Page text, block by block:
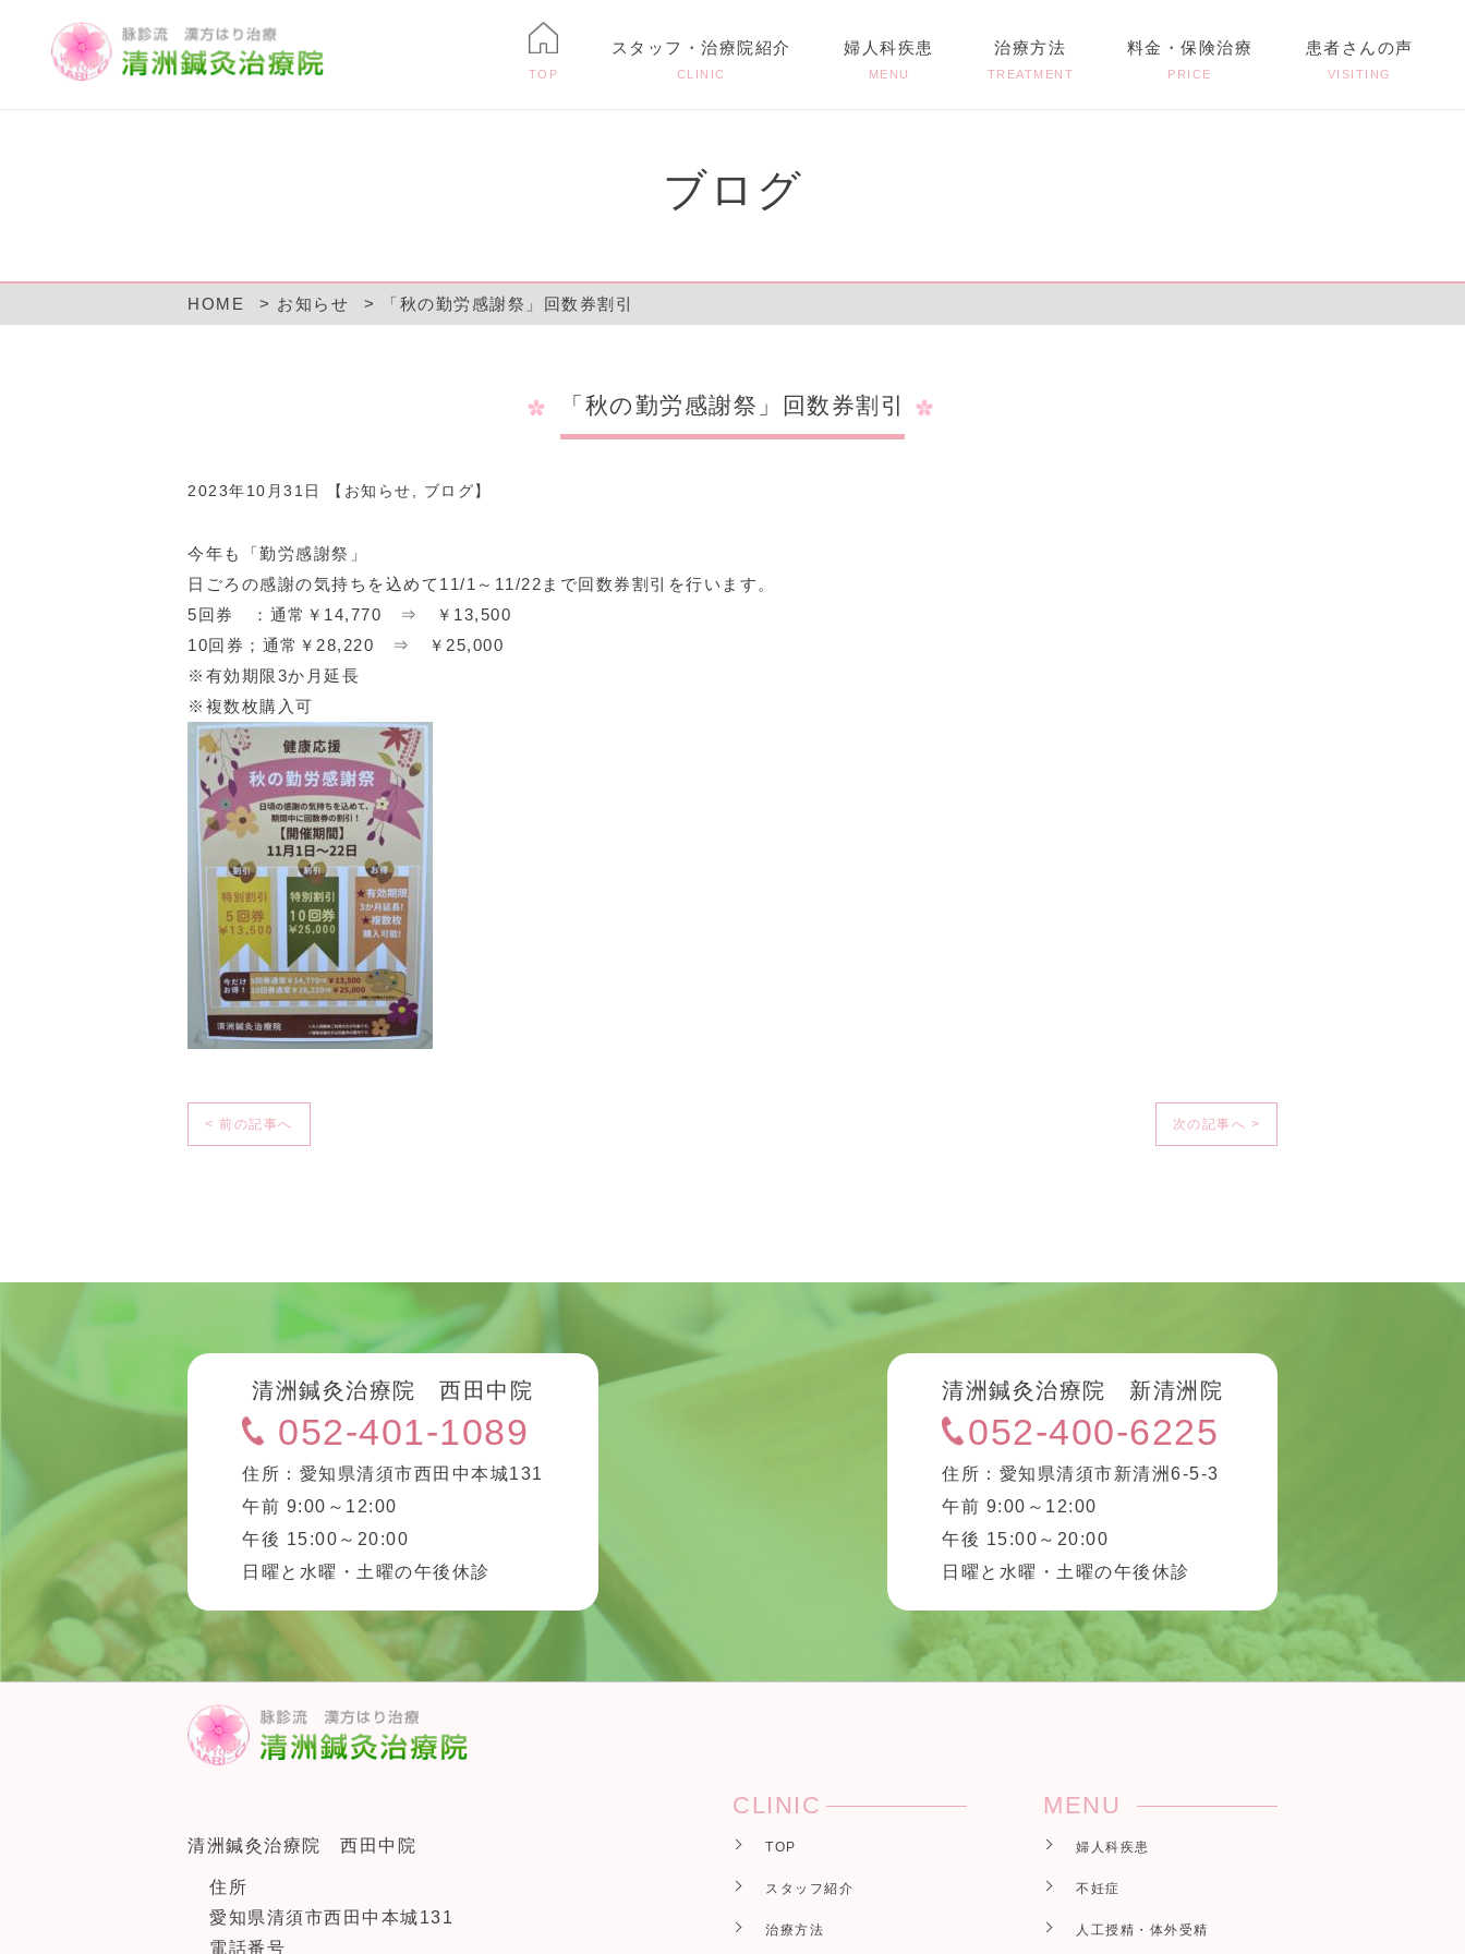
TOP
スタッフ・治療院紹介
CLINIC
婦人科疾患
MENU
治療方法
TREATMENT
料金・保険治療
PRICE
患者さんの声
VISITING
ブログ
HOME お知らせ 「秋の勤労感謝祭」回数券割引
「秋の勤労感謝祭」回数券割引
2023年10月31日 【 お知らせ ブログ】
今年も「勤労感謝祭」
日ごろの感謝の気持ちを込めて11/1～11/22まで回数券割引を行います。
5回券 ：通常￥14,770 ⇒ ￥13,500
10回券；通常￥28,220 ⇒ ￥25,000
※有効期限3か月延長
※複数枚購入可
< 前の記事へ 次の記事へ >
清洲鍼灸治療院 西田中院
052-401-1089
住所：愛知県清須市西田中本城131
午前 9:00～12:00
午後 15:00～20:00
日曜と水曜・土曜の午後休診
清洲鍼灸治療院 新清洲院
052-400-6225
住所：愛知県清須市新清洲6-5-3
午前 9:00～12:00
午後 15:00～20:00
日曜と水曜・土曜の午後休診
清洲鍼灸治療院 西田中院
住所
愛知県清須市西田中本城131
電話番号
CLINIC
TOP
スタッフ紹介
治療方法
MENU
婦人科疾患
不妊症
人工授精・体外受精